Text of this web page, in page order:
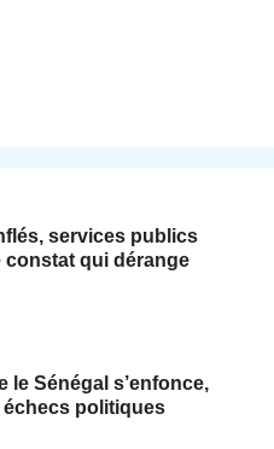
services publics
constat qui dérange
le Sénégal s’enfonce,
politiques